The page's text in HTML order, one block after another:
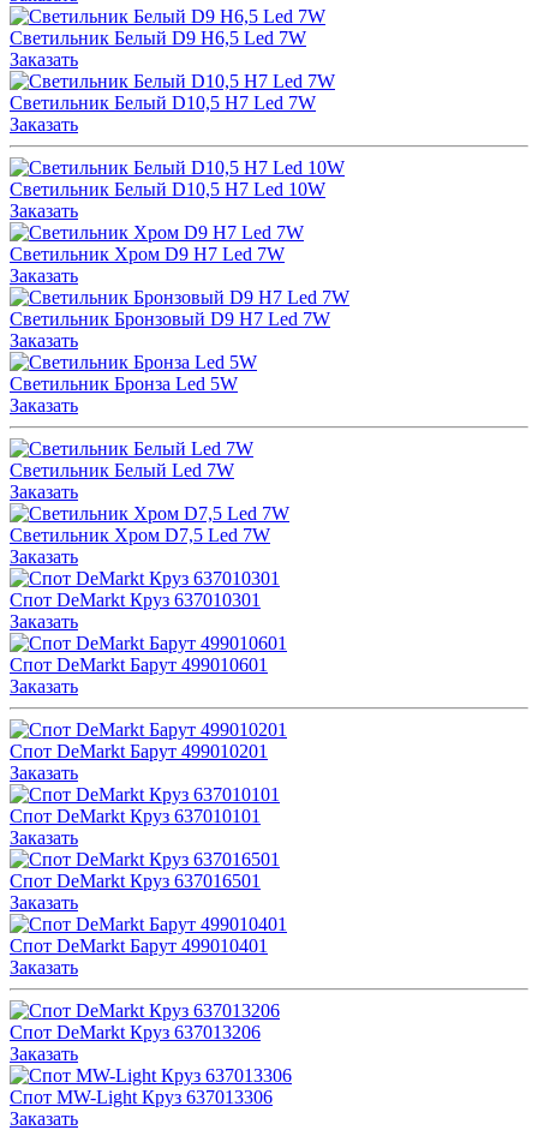
Светильник Белый D9 H6,5 Led 7W
Заказать
Светильник Белый D10,5 H7 Led 7W
Заказать
Светильник Белый D10,5 H7 Led 10W
Заказать
Светильник Хром D9 H7 Led 7W
Заказать
Светильник Бронзовый D9 H7 Led 7W
Заказать
Светильник Бронза Led 5W
Заказать
Светильник Белый Led 7W
Заказать
Светильник Хром D7,5 Led 7W
Заказать
Спот DeMarkt Круз 637010301
Заказать
Спот DeMarkt Барут 499010601
Заказать
Спот DeMarkt Барут 499010201
Заказать
Спот DeMarkt Круз 637010101
Заказать
Спот DeMarkt Круз 637016501
Заказать
Спот DeMarkt Барут 499010401
Заказать
Спот DeMarkt Круз 637013206
Заказать
Спот MW-Light Круз 637013306
Заказать